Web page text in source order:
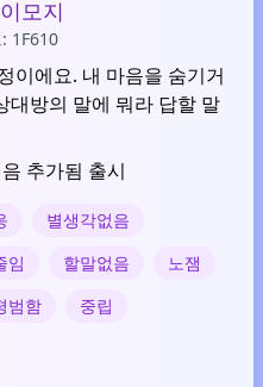
모지
1F610
이에요. 내 마음을 숨기거
대방의 말에 뭐라 답할 말
추가됨 출시
별생각없음
임 할말없음
노잼
범함
중립